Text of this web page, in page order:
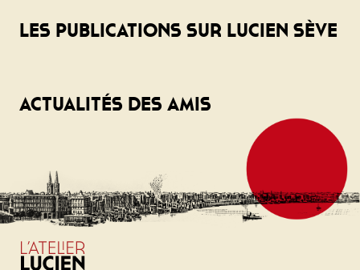
Les publications sur Lucien Sève
Actualités des amis